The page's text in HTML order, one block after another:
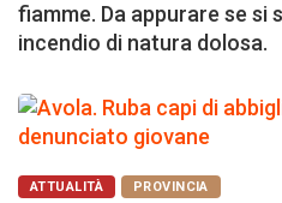
fiamme. Da appurare se si
incendio di natura dolosa.
ATTUALITÀ PROVINCIA